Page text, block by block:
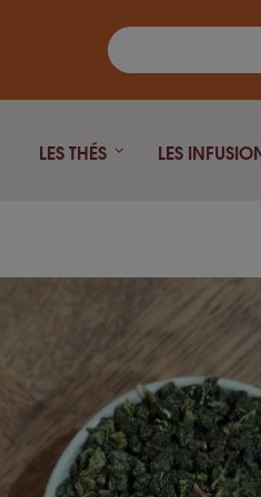
LES THÉS LES